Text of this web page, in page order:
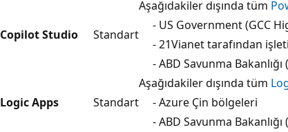
Copilot Studio Standart
Aşağıdakiler dışında tüm
- US Government (GCC
- 21Vianet tarafından
- ABD Savunma Bakanlığı
Logic Apps Standart
Aşağıdakiler dışında tüm
- Azure Çin bölgeleri
- ABD Savunma Bakanlığı